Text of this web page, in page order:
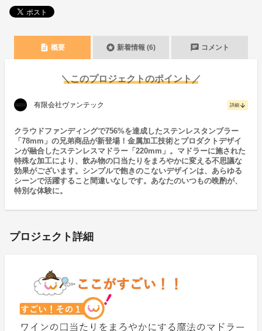
description 概要 stars 新着情報 (6) chat コメント
＼このプロジェクトのポイント／
有限会社ヴァンテック 詳細 arrow_downward
クラウドファンディングで756%を達成したステンレスタンブラー
「78mm」の兄弟商品が新登場！金属加工技術とプロダクトデザイ
ンが融合したステンレスマドラー「220mm」。マドラーに施された
特殊な加工により、飲み物の口当たりをまろやかに変える不思議な
効果がございます。シンプルで飽きのこないデザインは、あらゆる
シーンで活躍すること間違いなしです。あなたのいつもの晩酌が、
特別な体験に。
プロジェクト詳細